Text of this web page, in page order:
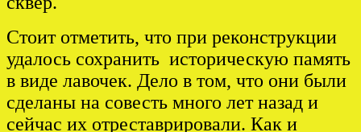
Стоит отметить, что при реконструкции
удалось сохранить историческую память
в виде лавочек. Дело в том, что они были
сделаны на совесть много лет назад и
сейчас их отреставрировали. Как и